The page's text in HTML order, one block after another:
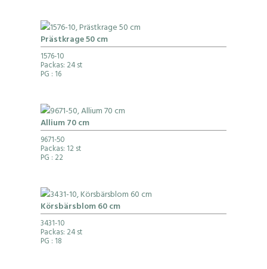
Prästkrage 50 cm
1576-10
Packas: 24 st
PG : 16
Allium 70 cm
9671-50
Packas: 12 st
PG : 22
Körsbärsblom 60 cm
3431-10
Packas: 24 st
PG : 18